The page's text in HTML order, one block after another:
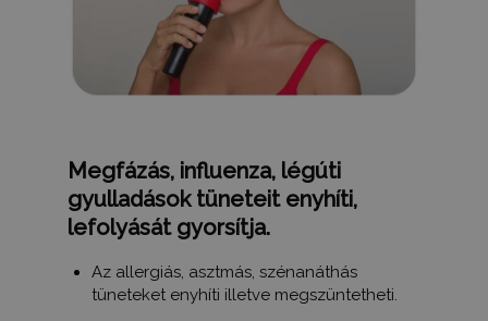
Megfázás, influenza, légúti
gyulladások tüneteit enyhíti,
lefolyását gyorsítja.
Az allergiás, asztmás, szénanáthás
tüneteket enyhíti illetve megszüntetheti.